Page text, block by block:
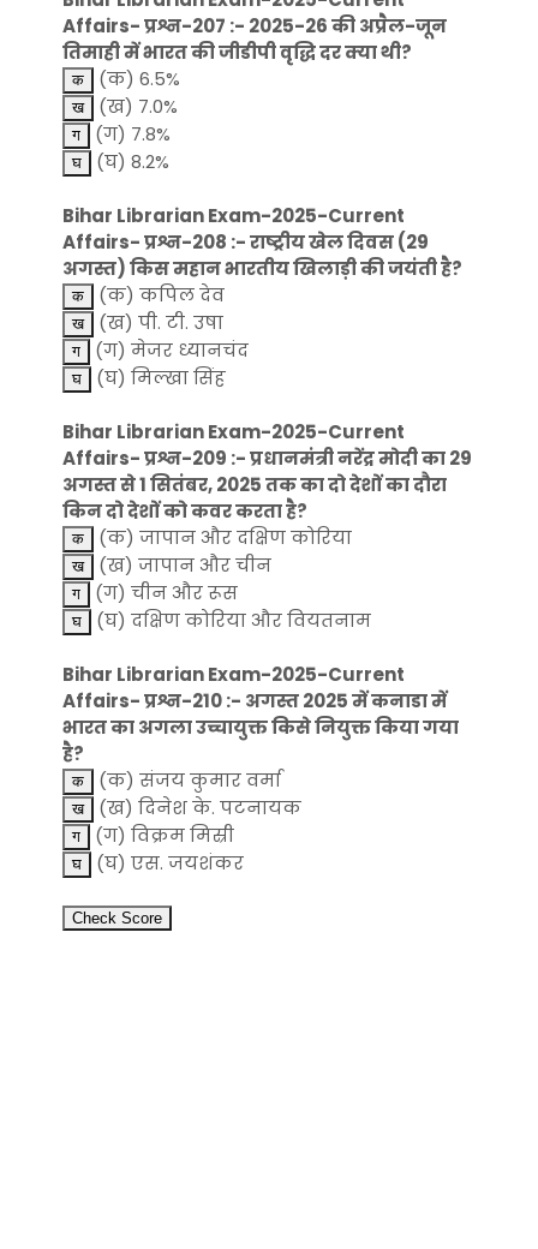
Affairs- प्रश्न-207 :- 2025-26 की अप्रैल-जून
तिमाही में भारत की जीडीपी वृद्धि दर क्या थी?
(क) 6.5%
(ख) 7.0%
(ग) 7.8%
(घ) 8.2%
Bihar Librarian Exam-2025-Current
Affairs- प्रश्न-208 :- राष्ट्रीय खेल दिवस (29
अगस्त) किस महान भारतीय खिलाड़ी की जयंती है?
(क) कपिल देव
(ख) पी. टी. उषा
(ग) मेजर ध्यानचंद
(घ) मिल्खा सिंह
Bihar Librarian Exam-2025-Current
Affairs- प्रश्न-209 :- प्रधानमंत्री नरेंद्र मोदी का 29
अगस्त से 1 सितंबर, 2025 तक का दो देशों का दौरा
किन दो देशों को कवर करता है?
(क) जापान और दक्षिण कोरिया
(ख) जापान और चीन
(ग) चीन और रूस
(घ) दक्षिण कोरिया और वियतनाम
Bihar Librarian Exam-2025-Current
Affairs- प्रश्न-210 :- अगस्त 2025 में कनाडा में
भारत का अगला उच्चायुक्त किसे नियुक्त किया गया
है?
(क) संजय कुमार वर्मा
(ख) दिनेश के. पटनायक
(ग) विक्रम मिस्री
(घ) एस. जयशंकर